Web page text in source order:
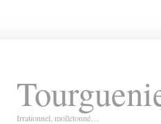
Irrationnel, molletonné…